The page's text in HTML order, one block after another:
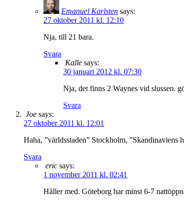
Emanuel Karlsten says:
27 oktober 2011 kl. 12:10
Nja, till 21 bara.
Svara
Kalle says:
30 januari 2012 kl. 07:30
Nja, det finns 2 Waynes vid slussen.
Svara
Joe says:
27 oktober 2011 kl. 12:01
Haha, ”världsstaden” Stockholm,
Svara
eric says:
1 november 2011 kl. 02:41
Håller med. Göteborg har minst 6-7